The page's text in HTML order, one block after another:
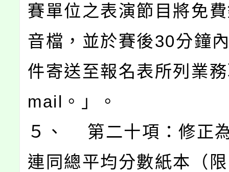
賽單位之表演節目將免
音檔，並於賽後30分鐘
件寄送至報名表所列業
mail。」。
５、 第二十項：修正
連同總平均分數紙本（